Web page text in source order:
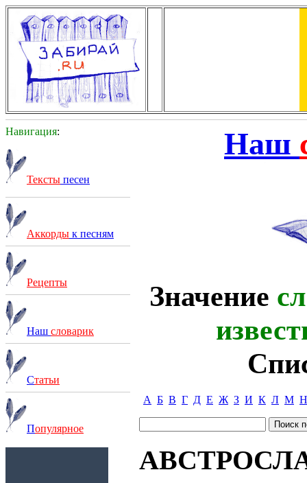
Навигация:
Тексты песен
Аккорды к песням
Рецепты
Наш словарик
Статьи
Популярное
Наш
Значение
А Б В Г Д Е Ж З И К Л М Н